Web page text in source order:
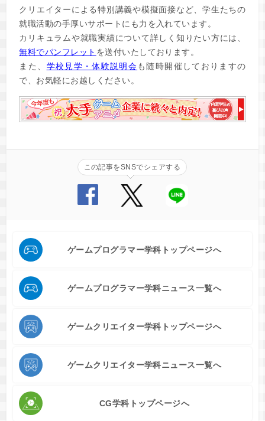
クリエイターによる特別講義や模擬面接など、学生たちの
就職活動の手厚いサポートにも力を入れています。
カリキュラムや就職実績について詳しく知りたい方には、
無料でパンフレット を送付いたしております。
また、 学校見学・体験説明会も随時開催しておりますの
で、お気軽にお越しください。
この記事をSNSでシェアする
ゲームプログラマー学科トップページへ
ゲームプログラマー学科ニュース一覧へ
ゲームクリエイター学科トップページへ
ゲームクリエイター学科ニュース一覧へ
CG学科トップページへ